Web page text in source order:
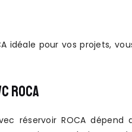
idéale pour vos projets,
ROCA
réservoir ROCA